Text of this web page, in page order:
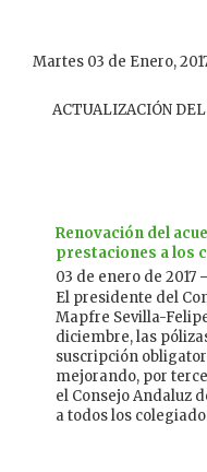
Martes 03 de Enero,
ACTUALIZACIÓN
Renovación del
prestaciones a los
03 de enero de 2017
El presidente del
Mapfre Sevilla-
diciembre, las
suscripción
mejorando, por
el Consejo Andaluz
a todos los